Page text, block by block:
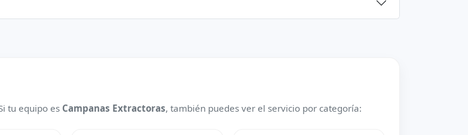
tu equipo es Campanas Extractoras, también puedes ver el servicio por categoría: